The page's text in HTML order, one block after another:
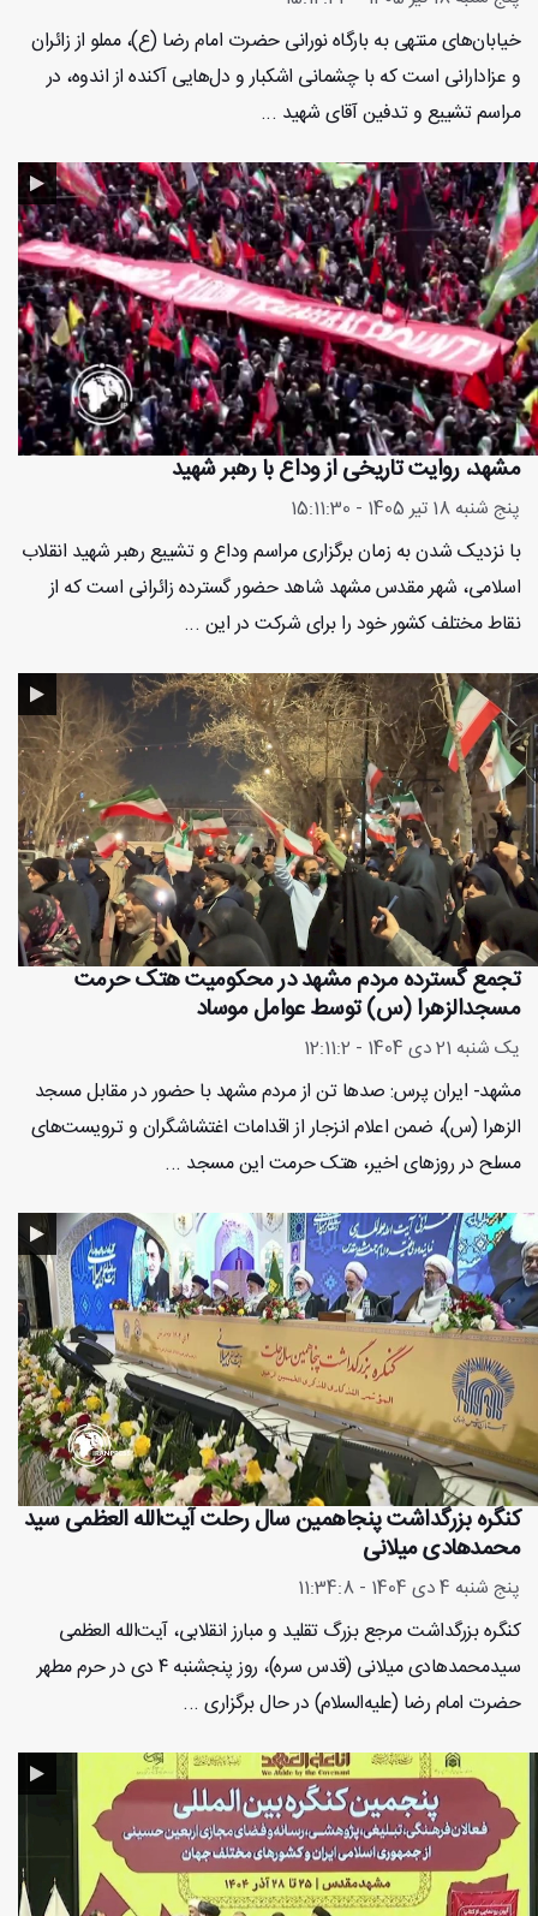
خیابان‌های منتهی به بارگاه نورانی حضرت امام رضا (ع)، مملو از زائران
و عزادارانی است که با چشمانی اشکبار و دل‌هایی آکنده از اندوه، در
مراسم تشییع و تدفین آقای شهید ...
مشهد، روایت تاریخی از وداع با رهبر شهید
پنج شنبه 18 تیر 1405 - 15:11:30
با نزدیک شدن به زمان برگزاری مراسم وداع و تشییع رهبر شهید انقلاب
اسلامی، شهر مقدس مشهد شاهد حضور گسترده زائرانی است که از
نقاط مختلف کشور خود را برای شرکت در این ...
تجمع گسترده مردم مشهد در محکومیت هتک حرمت
مسجدالزهرا (س) توسط عوامل موساد
یک شنبه 21 دی 1404 - 12:11:2
مشهد- ایران پرس: صدها تن از مردم مشهد با حضور در مقابل مسجد
الزهرا (س)، ضمن اعلام انزجار از اقدامات اغتشاشگران و ترویست‌های
مسلح در روزهای اخیر، هتک حرمت این مسجد ...
کنگره بزرگداشت پنجاهمین سال رحلت آیت‌الله العظمی سید
محمدهادی میلانی
پنج شنبه 4 دی 1404 - 11:34:8
کنگره بزرگداشت مرجع بزرگ تقلید و مبارز انقلابی، آیت‌الله العظمی
سیدمحمدهادی میلانی (قدس سره)، روز پنجشنبه ۴ دی در حرم مطهر
حضرت امام رضا (علیه‌السلام) در حال برگزاری ...